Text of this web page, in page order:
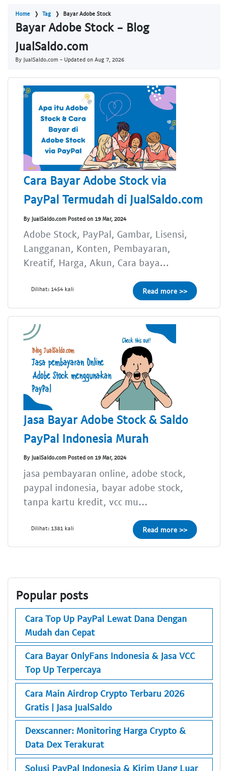
Home Tag Bayar Adobe Stock
Bayar Adobe Stock - Blog
JualSaldo.com
By JualSaldo.com - Updated on Aug 7, 2026
Cara Bayar Adobe Stock via
PayPal Termudah di JualSaldo.com
By JualSaldo.com Posted on 19 Mar, 2024
Adobe Stock, PayPal, Gambar, Lisensi,
Langganan, Konten, Pembayaran,
Kreatif, Harga, Akun, Cara baya...
Dilihat: 1454 kali Read more >>
Jasa Bayar Adobe Stock & Saldo
PayPal Indonesia Murah
By JualSaldo.com Posted on 19 Mar, 2024
jasa pembayaran online, adobe stock,
paypal indonesia, bayar adobe stock,
tanpa kartu kredit, vcc mu...
Dilihat: 1381 kali Read more >>
Popular posts
Cara Top Up PayPal Lewat Dana Dengan
Mudah dan Cepat
Cara Bayar OnlyFans Indonesia & Jasa VCC
Top Up Terpercaya
Cara Main Airdrop Crypto Terbaru 2026
Gratis | Jasa JualSaldo
Dexscanner: Monitoring Harga Crypto &
Data Dex Terakurat
Solusi PayPal Indonesia & Kirim Uang Luar